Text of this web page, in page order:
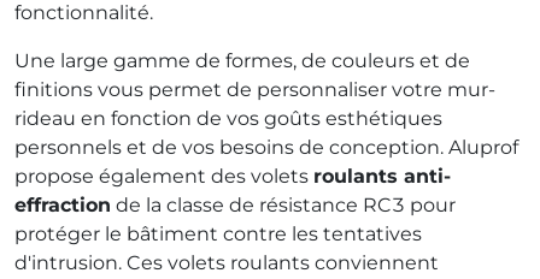
fonctionnalité.
Une large gamme de formes, de couleurs et de
finitions vous permet de personnaliser votre mur-
rideau en fonction de vos goûts esthétiques
personnels et de vos besoins de conception. Aluprof
propose également des volets roulants anti-
effraction de la classe de résistance RC3 pour
protéger le bâtiment contre les tentatives
d'intrusion. Ces volets roulants conviennent